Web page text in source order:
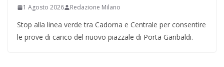
1 Agosto 2026 Redazione Milano
Stop alla linea verde tra Cadorna e Centrale per consentire
le prove di carico del nuovo piazzale di Porta Garibaldi.